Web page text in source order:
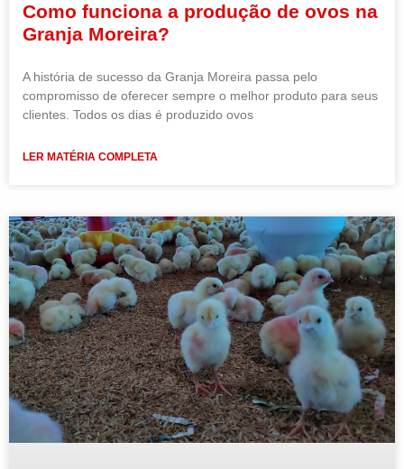
Como funciona a produção de ovos na
Granja Moreira?
A história de sucesso da Granja Moreira passa pelo
compromisso de oferecer sempre o melhor produto para seus
clientes. Todos os dias é produzido ovos
LER MATÉRIA COMPLETA